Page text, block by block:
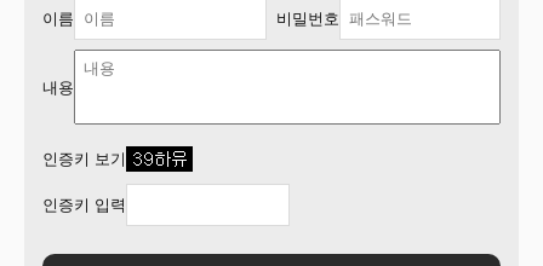
이름 비밀번호
내용
인증키 보기
인증키 입력